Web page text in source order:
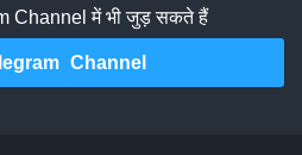
Channel में भी जुड़ सकते हैं
Channel